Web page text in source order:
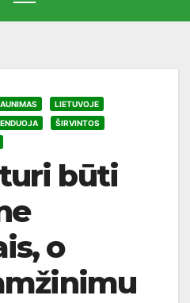
LIETUVOJE
ŠIRVINTOS
būti
o